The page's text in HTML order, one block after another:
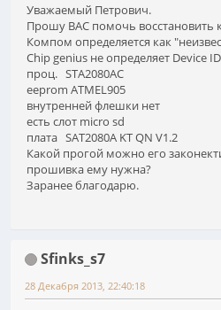
Уважаемый Петрович.
Прошу ВАС помочь восстановить
Компом определяется как
Chip genius не определяет Device
проц. STA2080AC
eeprom ATMEL905
внутренней флешки нет
есть слот micro sd
плата SAT2080A KT QN V1.2
Какой прогой можно его
прошивка ему нужна?
Заранее благодарю.
Sfinks_s7
28 Декабря 2013, 22:40:18